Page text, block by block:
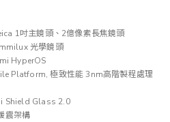
1吋主鏡頭、2億像素長焦鏡頭
光學鏡頭
HyperOS
Platform, 極致性能 3nm高階製程處理
Shield Glass 2.0
震架構